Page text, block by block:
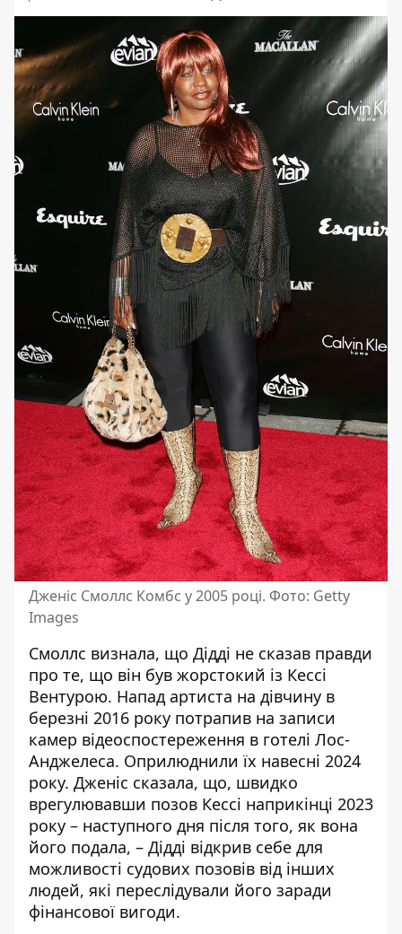
Дженіс Смоллс Комбс у 2005 році. Фото: Getty
Images
Смоллс визнала, що Дідді не сказав правди
про те, що він був жорстокий із Кессі
Вентурою. Напад артиста на дівчину в
березні 2016 року потрапив на записи
камер відеоспостереження в готелі Лос-
Анджелеса. Оприлюднили їх навесні 2024
року. Дженіс сказала, що, швидко
врегулювавши позов Кессі наприкінці 2023
року – наступного дня після того, як вона
його подала, – Дідді відкрив себе для
можливості судових позовів від інших
людей, які переслідували його заради
фінансової вигоди.